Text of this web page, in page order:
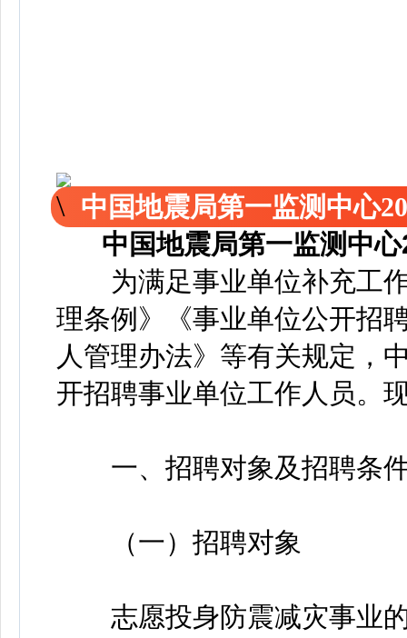
中国地震局第一监测中心
中国地震局第一监测中
为满足事业单位补充工作
理条例》《事业单位公开招
人管理办法》等有关规定，
开招聘事业单位工作人员。
一、招聘对象及招聘条
（一）招聘对象
志愿投身防震减灾事业的